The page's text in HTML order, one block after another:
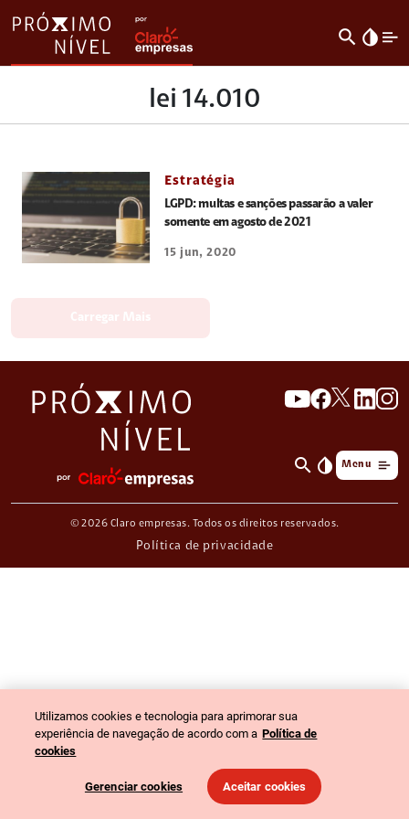
search invert_colors
lei 14.010
Estratégia
LGPD: multas e sanções passarão a valer
somente em agosto de 2021
15 jun, 2020
search invert_colors Menu
© 2026 Claro empresas. Todos os direitos reservados.
Política de privacidade
Utilizamos cookies e tecnologia para aprimorar sua
experiência de navegação de acordo com a Política de
cookies
Gerenciar cookies Aceitar cookies